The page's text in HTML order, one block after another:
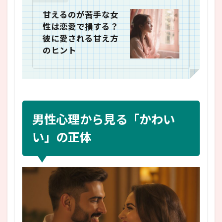
甘えるのが苦手な女
性は恋愛で損する？
彼に愛される甘え方
のヒント
男性心理から見る「かわい
い」の正体